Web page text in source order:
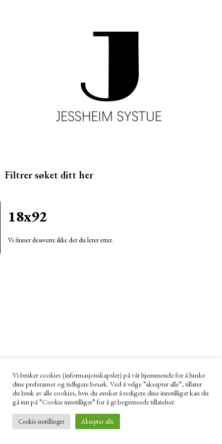
Filtrer søket ditt her
18x92
Vi finner dessverre ikke det du leter etter.
Vi bruker cookies (informasjonskapsler) på vår hjemmeside for å huske
dine preferanser og tidligere besøk. Ved å velge ”aksepter alle”, tillater
du bruk av alle cookies, hvis du ønsker å redigere dine innstilliger kan du
gå inn på ”Cookie innstilliger” for å gi begrensede tillatelser.
Cookie-instillinger Aksepter alle